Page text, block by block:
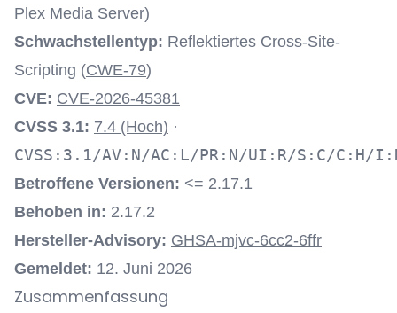
Plex Media Server)
Schwachstellentyp: Reflektiertes Cross-Site-
Scripting (CWE-79)
CVE: CVE-2026-45381
CVSS 3.1: 7.4 (Hoch) ·
CVSS:3.1/AV:N/AC:L/PR:N/UI:R/S:C/C:H/
Betroffene Versionen: <= 2.17.1
Behoben in: 2.17.2
Hersteller-Advisory: GHSA-mjvc-6cc2-6ffr
Gemeldet: 12. Juni 2026
Zusammenfassung